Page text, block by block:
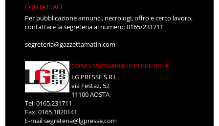
CONTATTACI
Per pubblicazione annunci, necrologi, offro e cerco lavoro,
contattare la segreteria al numero: 0165/231711
segreteria@gazzettamatin.com
CONCESSIONARIA DI PUBBLICITÀ
LG PRESSE S.R.L.
via Festaz, 52
11100 AOSTA
Tel: 0165.231711
Fax: 0165.1820141
E-mailsegreteria@lgpresse.com